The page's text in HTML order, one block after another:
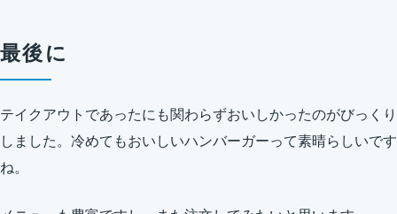
最後に
テイクアウトであったにも関わらずおいしかったのがびっくり
しました。冷めてもおいしいハンバーガーって素晴らしいです
ね。